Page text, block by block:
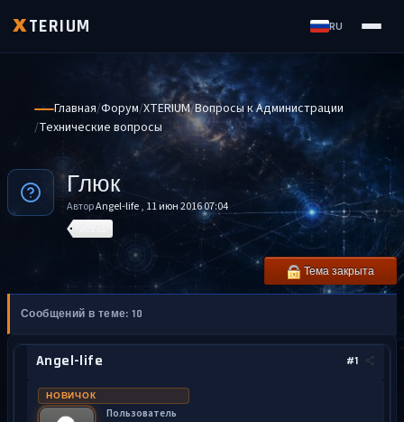
XTERIUM RU
Главная Форум XTERIUM Вопросы к Администрации
Технические вопросы
Глюк
АвторAngel-life, 11 июн 2016 07:04
Тема закрыта
Сообщений в теме: 10
#1
Angel-life
НОВИЧОК
Пользователь